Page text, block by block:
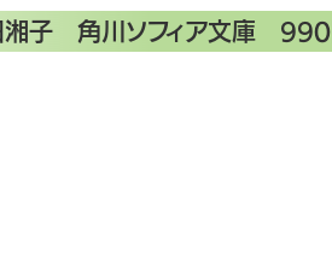
子 角川ソフィア文庫 990